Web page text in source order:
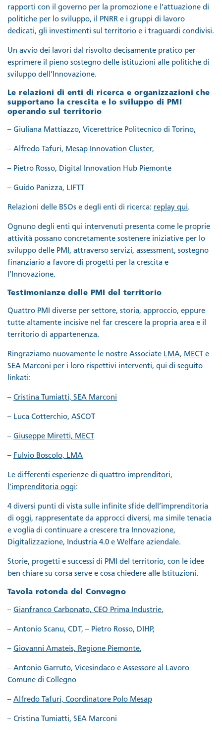
rapporti con il governo per la promozione e l’attuazione di
politiche per lo sviluppo, il PNRR e i gruppi di lavoro
dedicati, gli investimenti sul territorio e i traguardi condivisi.
Un avvio dei lavori dal risvolto decisamente pratico per
esprimere il pieno sostegno delle istituzioni alle politiche di
sviluppo dell’Innovazione.
Le relazioni di enti di ricerca e organizzazioni che
supportano la crescita e lo sviluppo di PMI
operando sul territorio
– Giuliana Mattiazzo, Vicerettrice Politecnico di Torino,
– Alfredo Tafuri, Mesap Innovation Cluster,
– Pietro Rosso, Digital Innovation Hub Piemonte
– Guido Panizza, LIFTT
Relazioni delle BSOs e degli enti di ricerca: replay qui.
Ognuno degli enti qui intervenuti presenta come le proprie
attività possano concretamente sostenere iniziative per lo
sviluppo delle PMI, attraverso servizi, assessment, sostegno
finanziario a favore di progetti per la crescita e
l’Innovazione.
Testimonianze delle PMI del territorio
Quattro PMI diverse per settore, storia, approccio, eppure
tutte altamente incisive nel far crescere la propria area e il
territorio di appartenenza.
Ringraziamo nuovamente le nostre Associate LMA, MECT e
SEA Marconi per i loro rispettivi interventi, qui di seguito
linkati:
– Cristina Tumiatti, SEA Marconi
– Luca Cotterchio, ASCOT
– Giuseppe Miretti, MECT
– Fulvio Boscolo, LMA
Le differenti esperienze di quattro imprenditori,
l’imprenditoria oggi:
4 diversi punti di vista sulle infinite sfide dell’imprenditoria
di oggi, rappresentate da approcci diversi, ma simile tenacia
e voglia di continuare a crescere tra Innovazione,
Digitalizzazione, Industria 4.0 e Welfare aziendale.
Storie, progetti e successi di PMI del territorio, con le idee
ben chiare su corsa serve e cosa chiedere alle Istituzioni.
Tavola rotonda del Convegno
– Gianfranco Carbonato, CEO Prima Industrie,
– Antonio Scanu, CDT, – Pietro Rosso, DIHP,
– Giovanni Amateis, Regione Piemonte,
– Antonio Garruto, Vicesindaco e Assessore al Lavoro
Comune di Collegno
– Alfredo Tafuri, Coordinatore Polo Mesap
– Cristina Tumiatti, SEA Marconi